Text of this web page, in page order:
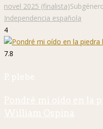
novel 2025 (finalista)
Independencia española
4
7.8
P. plebe
Pondré mi oído en la
William Ospina